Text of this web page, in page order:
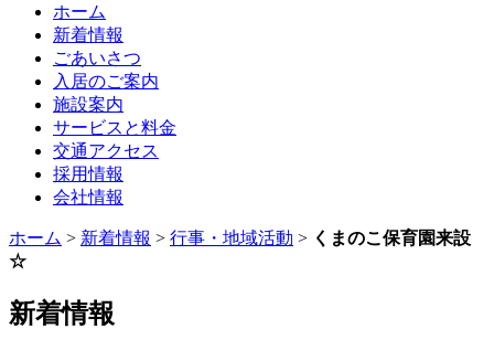
ホーム
新着情報
ごあいさつ
入居のご案内
施設案内
サービスと料金
交通アクセス
採用情報
会社情報
ホーム > 新着情報 > 行事・地域活動 > くまのこ保育園来設
☆
新着情報